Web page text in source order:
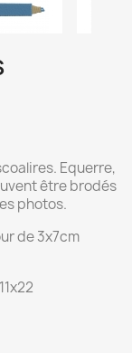
Equerre,
être brodés
photos.
de 3x7cm